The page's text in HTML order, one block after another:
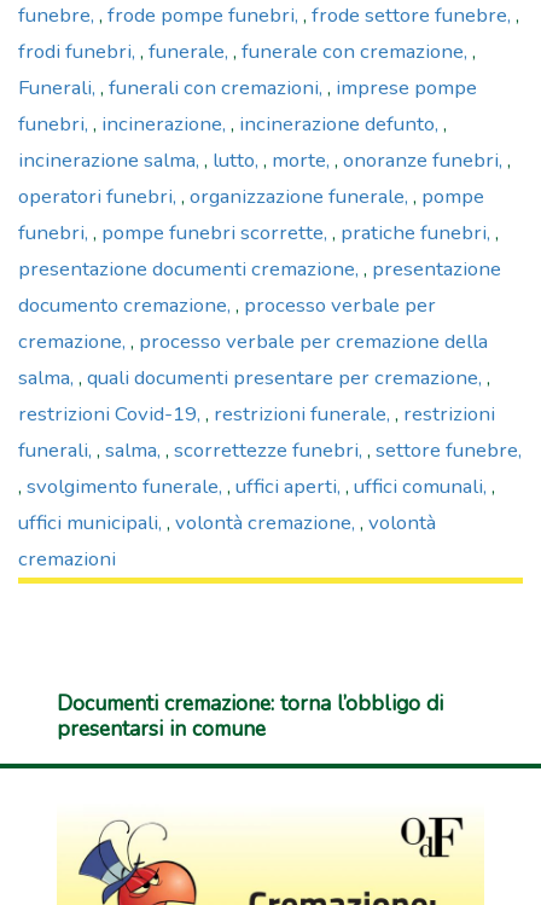
funebre , frode pompe funebri , frode settore funebre ,
frodi funebri , funerale , funerale con cremazione ,
Funerali , funerali con cremazioni , imprese pompe
funebri , incinerazione , incinerazione defunto ,
incinerazione salma , lutto , morte , onoranze funebri ,
operatori funebri , organizzazione funerale , pompe
funebri , pompe funebri scorrette , pratiche funebri ,
presentazione documenti cremazione , presentazione
documento cremazione , processo verbale per
cremazione , processo verbale per cremazione della
salma , quali documenti presentare per cremazione ,
restrizioni Covid-19 , restrizioni funerale , restrizioni
funerali , salma , scorrettezze funebri , settore funebre
, svolgimento funerale , uffici aperti , uffici comunali ,
uffici municipali , volontà cremazione , volontà
cremazioni
Documenti cremazione: torna l’obbligo di
presentarsi in comune